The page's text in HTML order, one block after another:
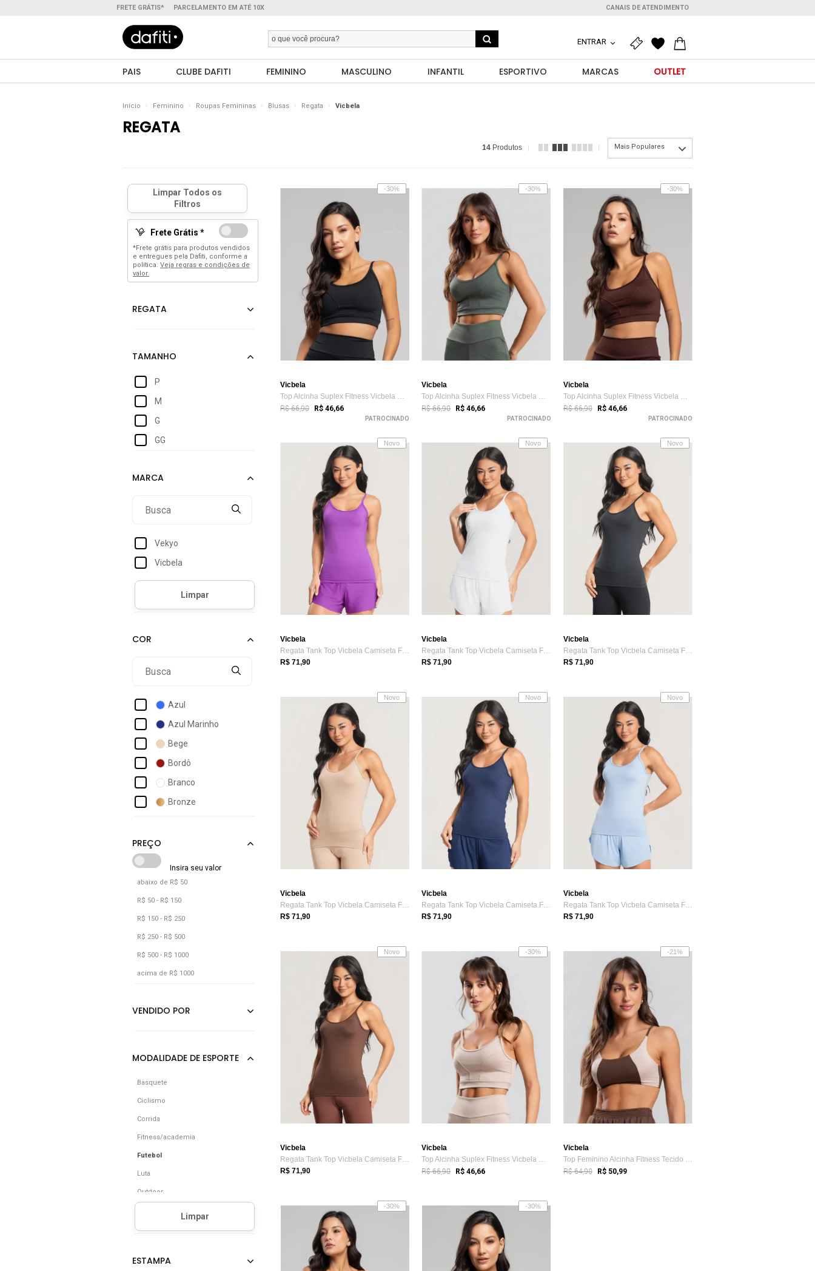
FRETE GRÁTIS* PARCELAMENTO EM ATÉ 10X CANAIS DE ATENDIMENTO
ENTRAR
PAIS CLUBE DAFITI FEMININO MASCULINO INFANTIL ESPORTIVO MARCAS OUTLET
Início Feminino Roupas Femininas Blusas Regata Vicbela
REGATA
14 Produtos Mais Populares
Frete Grátis *
*Frete grátis para produtos vendidos
e entregues pela Dafiti, conforme a
política: Veja regras e condições de
valor.
P
M
G
GG
Vekyo
Vicbela
Azul
Azul Marinho
Bege
Bordô
Branco
Bronze
Cobre
Coral
Laranja
Lilás
Marrom
Preto
Verde
Vermelho
abaixo de R$ 50
R$ 50 - R$ 150
R$ 150 - R$ 250
R$ 250 - R$ 500
R$ 500 - R$ 1000
acima de R$ 1000
Basquete
Ciclismo
Corrida
Fitness/academia
Futebol
Luta
Outdoor
Skate
Vôlei
-30%
Vicbela
Top Alcinha Suplex Fitness Vicbela Cropp...
R$ 66,90 R$ 46,66
PATROCINADO
-30%
Vicbela
Top Alcinha Suplex Fitness Vicbela Cropp...
R$ 66,90 R$ 46,66
PATROCINADO
-30%
Vicbela
Top Alcinha Suplex Fitness Vicbela Cropp...
R$ 66,90 R$ 46,66
PATROCINADO
Novo
Vicbela
Regata Tank Top Vicbela Camiseta Fitness...
R$ 71,90
Novo
Vicbela
Regata Tank Top Vicbela Camiseta Fitness...
R$ 71,90
Novo
Vicbela
Regata Tank Top Vicbela Camiseta Fitness...
R$ 71,90
Novo
Vicbela
Regata Tank Top Vicbela Camiseta Fitness...
R$ 71,90
Novo
Vicbela
Regata Tank Top Vicbela Camiseta Fitness...
R$ 71,90
Novo
Vicbela
Regata Tank Top Vicbela Camiseta Fitness...
R$ 71,90
Novo
Vicbela
Regata Tank Top Vicbela Camiseta Fitness...
R$ 71,90
-30%
Vicbela
Top Alcinha Suplex Fitness Vicbela Cropp...
R$ 66,90 R$ 46,66
-21%
Vicbela
Top Feminino Alcinha Fitness Tecido Prot...
R$ 64,90 R$ 50,99
-30% -30%